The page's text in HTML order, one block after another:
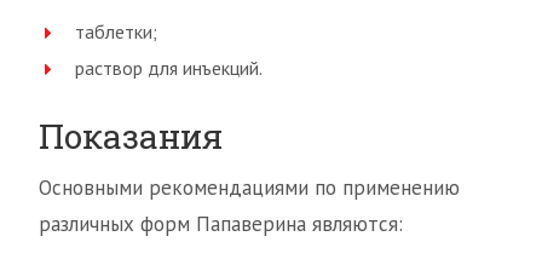
таблетки;
раствор для инъекций.
Показания
Основными рекомендациями по применению
различных форм Папаверина являются: